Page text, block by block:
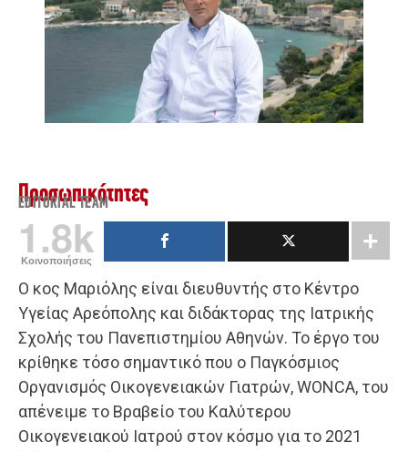
Προσωπικότητες
EDITORIAL TEAM
1.8k
Κοινοποιήσεις
Ο κος Μαριόλης είναι διευθυντής στο Κέντρο
Υγείας Αρεόπολης και διδάκτορας της Ιατρικής
Σχολής του Πανεπιστημίου Αθηνών. Το έργο του
κρίθηκε τόσο σημαντικό που ο Παγκόσμιος
Οργανισμός Οικογενειακών Γιατρών, WONCA, του
απένειμε το Βραβείο του Καλύτερου
Οικογενειακού Ιατρού στον κόσμο για το 2021